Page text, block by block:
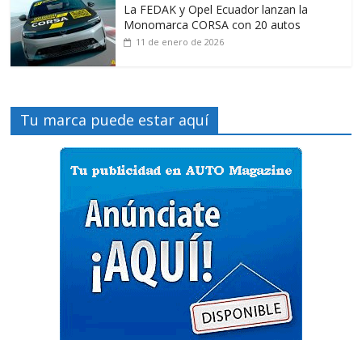
La FEDAK y Opel Ecuador lanzan la
Monomarca CORSA con 20 autos
11 de enero de 2026
Tu marca puede estar aquí